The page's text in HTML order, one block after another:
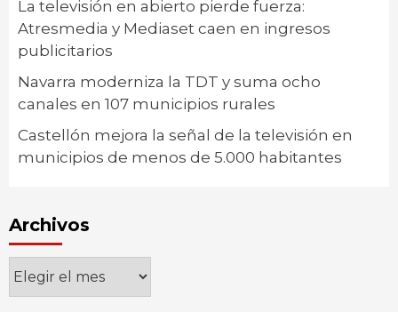
La televisión en abierto pierde fuerza:
Atresmedia y Mediaset caen en ingresos
publicitarios
Navarra moderniza la TDT y suma ocho
canales en 107 municipios rurales
Castellón mejora la señal de la televisión en
municipios de menos de 5.000 habitantes
Archivos